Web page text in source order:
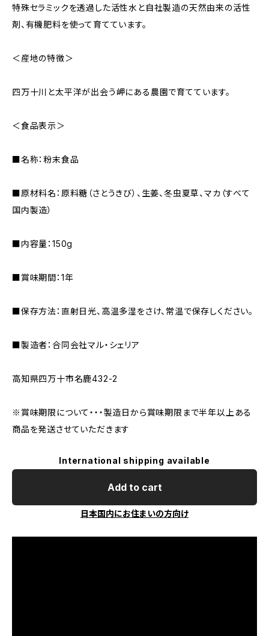
特殊セラミックを透過した活性水と自社製造の天然由来の活性
剤、有機肥料を使って育てています。
＜産地の特徴＞
四万十川と太平洋が出会う岬にある農園で育てています。
＜食品表示＞
■名称：粉末食品
■原材料名：原料糖（さとうきび）、生姜、冬虫夏草、マカ（すべて
国内製造）
■内容量：150g
■賞味期間：1年
■保存方法：直射日光、高温多湿をさけ、常温で保存しください。
■製造者：合同会社マル・シェリア
高知県四万十市名鹿432-2
※賞味期限について・・・製造日から賞味期限まで半年以上ある
商品を発送させていただきます
International shipping available
Add to cart
日本国内にお住まいの方向け